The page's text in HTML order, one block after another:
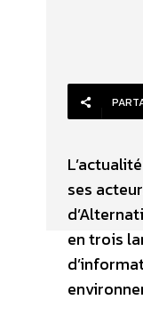
ses
en trois